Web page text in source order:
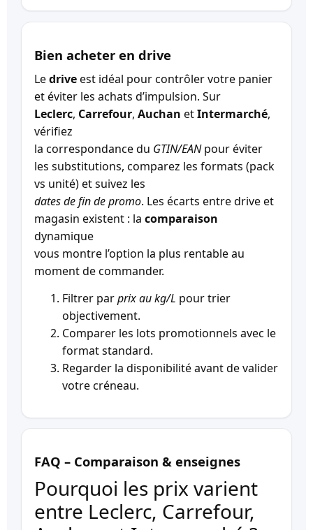
Bien acheter en drive
Ledriveest idéal pour contrôler votre panier
et éviter les achats d’impulsion. Sur
Leclerc, Carrefour, Auchan etIntermarché,
vérifiez
la correspondance du GTIN/EANpour éviter
les substitutions, comparez les formats (pack
vs unité) et suivez les
dates de fin de promo. Les écarts entre drive et
magasin existent : la comparaison
dynamique
vous montre l’option la plus rentable au
moment de commander.
Filtrer parprix au kg/L pour trier
objectivement.
Comparer les lots promotionnels avec le
format standard.
Regarder la disponibilité avant de valider
votre créneau.
FAQ – Comparaison & enseignes
Pourquoi les prix varient
entre Leclerc, Carrefour,